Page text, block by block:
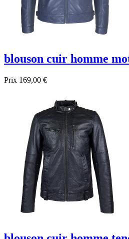
blouson cuir homme
Prix 169,00 €